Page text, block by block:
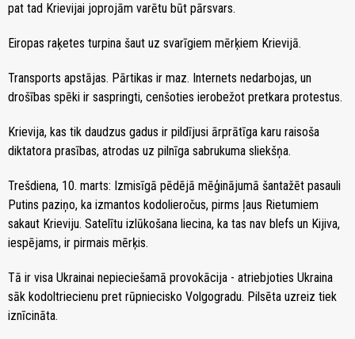
pat tad Krievijai joprojām varētu būt pārsvars.
Eiropas raķetes turpina šaut uz svarīgiem mērķiem Krievijā.
Transports apstājas. Pārtikas ir maz. Internets nedarbojas, un
drošības spēki ir saspringti, cenšoties ierobežot pretkara protestus.
Krievija, kas tik daudzus gadus ir pildījusi ārprātīga karu raisoša
diktatora prasības, atrodas uz pilnīga sabrukuma sliekšņa.
Trešdiena, 10. marts: Izmisīgā pēdējā mēģinājumā šantažēt pasauli
Putins paziņo, ka izmantos kodolieročus, pirms ļaus Rietumiem
sakaut Krieviju. Satelītu izlūkošana liecina, ka tas nav blefs un Kijiva,
iespējams, ir pirmais mērķis.
Tā ir visa Ukrainai nepieciešamā provokācija - atriebjoties Ukraina
sāk kodoltriecienu pret rūpniecisko Volgogradu. Pilsēta uzreiz tiek
iznīcināta.